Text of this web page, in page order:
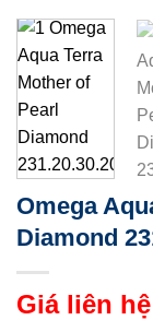
Omega
Diamond
Giá liên hệ